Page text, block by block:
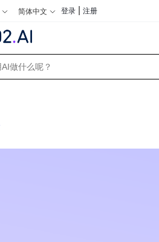
简体中文 登录 注册